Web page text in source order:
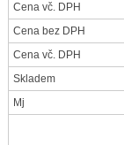
Cena vč. DPH
Cena bez DPH
Cena vč. DPH
Skladem
Mj